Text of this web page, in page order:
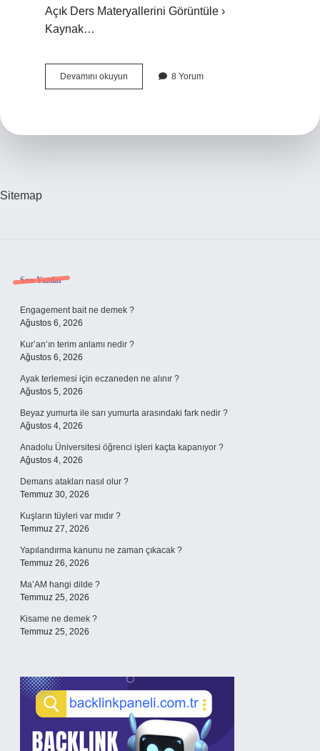
Açık Ders Materyallerini Görüntüle ›
Kaynak…
Devamını okuyun Filozoflara
Göre
8 Yorum
Sitemap
Sidebar
Son Yazılar
Engagement bait ne demek ?
Ağustos 6, 2026
Kur’an’ın terim anlamı nedir ?
Ağustos 6, 2026
Ayak terlemesi için eczaneden ne alınır ?
Ağustos 5, 2026
Beyaz yumurta ile sarı yumurta arasındaki fark nedir ?
Ağustos 4, 2026
Anadolu Üniversitesi öğrenci işleri kaçta kapanıyor ?
Ağustos 4, 2026
Demans atakları nasıl olur ?
Temmuz 30, 2026
Kuşların tüyleri var mıdır ?
Temmuz 27, 2026
Yapılandırma kanunu ne zaman çıkacak ?
Temmuz 26, 2026
Ma’AM hangi dilde ?
Temmuz 25, 2026
Kisame ne demek ?
Temmuz 25, 2026